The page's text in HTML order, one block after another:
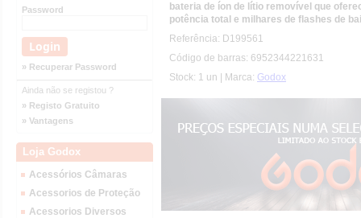
Password
» Recuperar Password
Ainda não se registou ?
» Registo Gratuito
» Vantagens
Loja Godox
Acessórios Câmaras
Acessorios de Proteção
Acessorios Diversos
bateria de íon de lítio removível que
potência total e milhares de flashes de
Referência: D199561
Código de barras: 6952344221631
Stock: 1 un | Marca: Godox